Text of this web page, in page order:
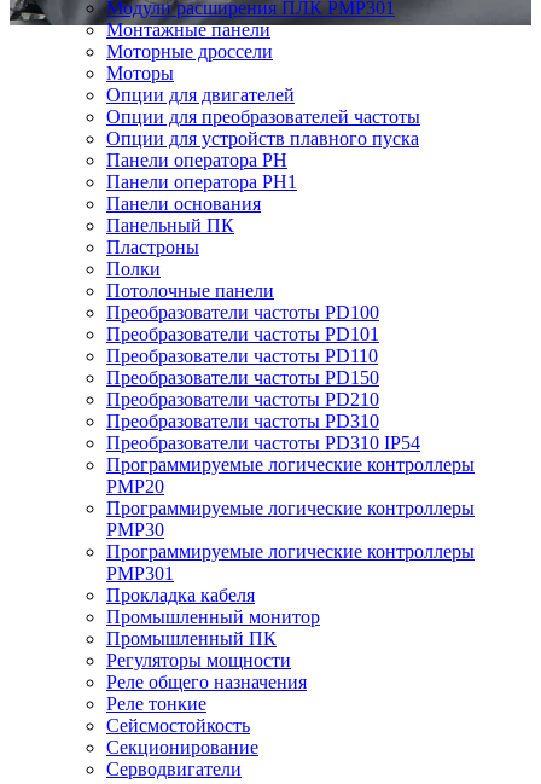
Модули расширения ПЛК PMP301
Монтажные панели
Моторные дроссели
Моторы
Опции для двигателей
Опции для преобразователей частоты
Опции для устройств плавного пуска
Панели оператора PH
Панели оператора PH1
Панели основания
Панельный ПК
Пластроны
Полки
Потолочные панели
Преобразователи частоты PD100
Преобразователи частоты PD101
Преобразователи частоты PD110
Преобразователи частоты PD150
Преобразователи частоты PD210
Преобразователи частоты PD310
Преобразователи частоты PD310 IP54
Программируемые логические контроллеры
PMP20
Программируемые логические контроллеры
PMP30
Программируемые логические контроллеры
PMP301
Прокладка кабеля
Промышленный монитор
Промышленный ПК
Регуляторы мощности
Реле общего назначения
Реле тонкие
Сейсмостойкость
Секционирование
Серводвигатели